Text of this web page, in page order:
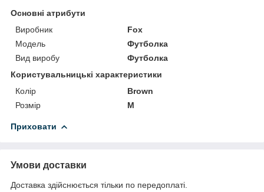
Основні атрибути
Виробник
Fox
Модель
Футболка
Вид виробу
Футболка
Користувальницькі характеристики
Колір
Brown
Розмір
M
Приховати
Умови доставки
Доставка здійснюється тільки по передоплаті.